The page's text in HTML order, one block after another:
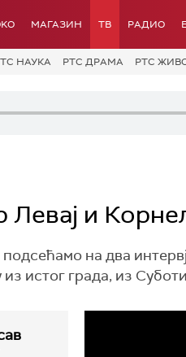
МАГАЗИН ТВ РАДИО
НАУКА РТС ДРАМА РТС
Левај и
на два
из истог града, из